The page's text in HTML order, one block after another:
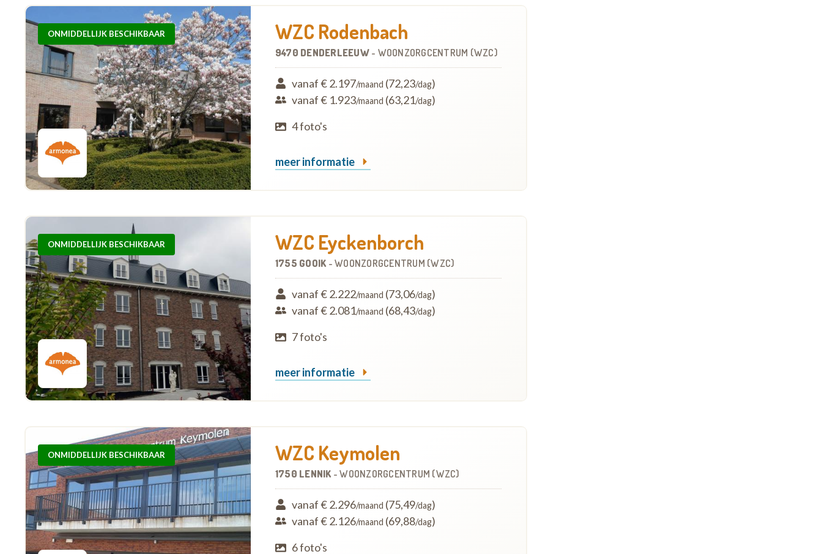
ONMIDDELLIJK BESCHIKBAAR WZC Rodenbach
9470 DENDERLEEUW - WOONZORGCENTRUM (WZC)
vanaf € 2.197/maand (72,23/dag)
vanaf € 1.923/maand (63,21/dag)
4 foto's
meer informatie
ONMIDDELLIJK BESCHIKBAAR WZC Eyckenborch
1755 GOOIK -WOONZORGCENTRUM (WZC)
vanaf € 2.222/maand (73,06/dag)
vanaf € 2.081/maand (68,43/dag)
7 foto's
meer informatie
ONMIDDELLIJK BESCHIKBAAR WZC Keymolen
1750 LENNIK -WOONZORGCENTRUM (WZC)
vanaf € 2.296/maand (75,49/dag)
vanaf € 2.126/maand (69,88/dag)
6 foto's